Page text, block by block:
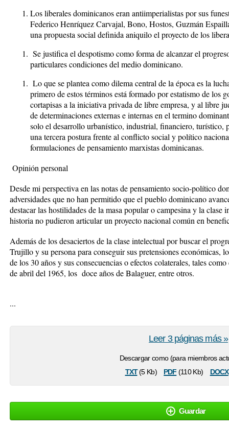
Los liberales dominicanos eran antiimperialistas por sus
Federico Henríquez Carvajal, Bono, Hostos, Guzmán
una propuesta social definida aniquilo el proyecto de los
Se justifica el despotismo como forma de alcanzar el
particulares condiciones del medio dominicano.
Lo que se plantea como dilema central de la época es la
primero de estos términos está formado por estatismo de los
cortapisas a la iniciativa privada de libre empresa, y al libre
de determinaciones externas e internas en el termino
solo el desarrollo urbanístico, industrial, financiero,
una tercera postura frente al conflicto social y político
formulaciones de pensamiento marxistas dominicanas.
Opinión personal
Desde mi perspectiva en las notas de pensamiento socio-político
adversidades que no han permitido que el pueblo dominicano
destacar las hostilidades de la masa popular o campesina y la
historia no pudieron articular un proyecto nacional común en
Además de los desaciertos de la clase intelectual por buscar el
Trujillo y su persona para conseguir sus pretensiones económicas,
de los 30 años y sus consecuencias o efectos colaterales, tales
de abril del 1965, los doce años de Balaguer, entre otros.
...
Descargar como (para miembros
txt(5 Kb) pdf (110 Kb) docx
Leer 3 páginas más »
Guardar